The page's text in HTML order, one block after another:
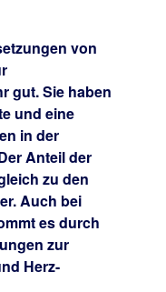
von
gut. Sie haben
und eine
in der
Anteil der
zu den
Auch bei
es durch
zur
Herz-